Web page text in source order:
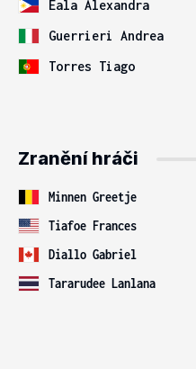
Eala Alexandra
Guerrieri Andrea
Torres Tiago
Zranění hráči
Minnen Greetje
Tiafoe Frances
Diallo Gabriel
Tararudee Lanlana